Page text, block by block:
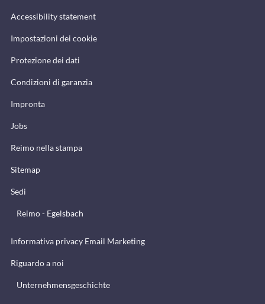
Accessibility statement
Impostazioni dei cookie
Protezione dei dati
Condizioni di garanzia
Impronta
Jobs
Reimo nella stampa
Sitemap
Sedi
Reimo - Egelsbach
Informativa privacy Email Marketing
Riguardo a noi
Unternehmensgeschichte